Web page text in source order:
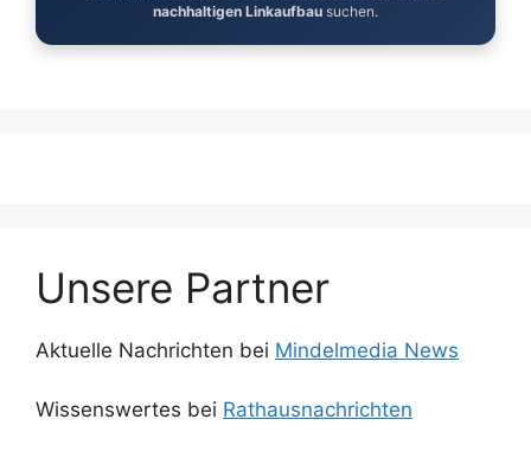
nachhaltigen Linkaufbau suchen.
Unsere Partner
Aktuelle Nachrichten bei Mindelmedia News
Wissenswertes bei Rathausnachrichten